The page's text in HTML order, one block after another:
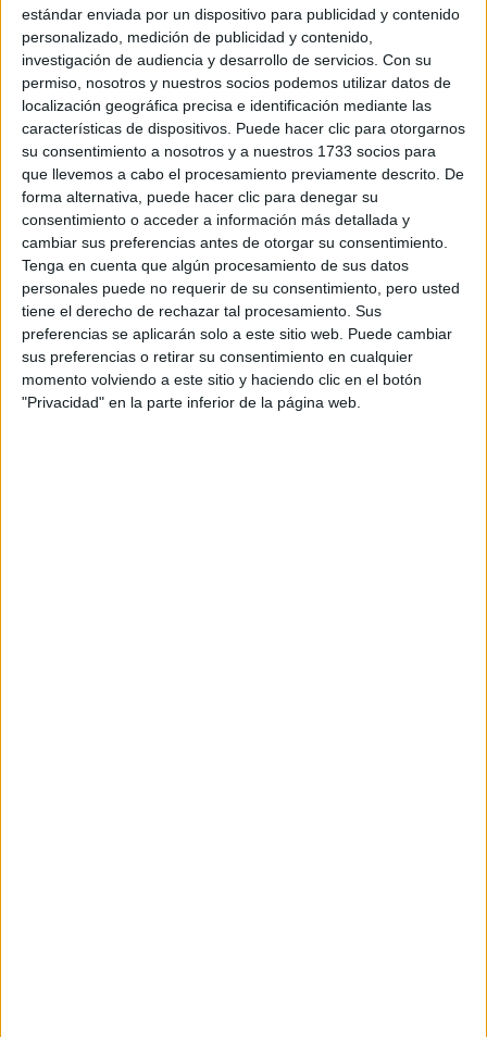
estándar enviada por un dispositivo para publicidad y contenido
personalizado, medición de publicidad y contenido,
investigación de audiencia y desarrollo de servicios. Con su
permiso, nosotros y nuestros socios podemos utilizar datos de
localización geográfica precisa e identificación mediante las
características de dispositivos. Puede hacer clic para otorgarnos
su consentimiento a nosotros y a nuestros 1733 socios para
que llevemos a cabo el procesamiento previamente descrito. De
forma alternativa, puede hacer clic para denegar su
consentimiento o acceder a información más detallada y
cambiar sus preferencias antes de otorgar su consentimiento.
Tenga en cuenta que algún procesamiento de sus datos
personales puede no requerir de su consentimiento, pero usted
tiene el derecho de rechazar tal procesamiento. Sus
preferencias se aplicarán solo a este sitio web. Puede cambiar
sus preferencias o retirar su consentimiento en cualquier
momento volviendo a este sitio y haciendo clic en el botón
"Privacidad" en la parte inferior de la página web.
Presencial
Informática y Comunicaciones
IES Herrera
Herrera Título Profesional Básico Público
MODALIDAD Presencial
Informática y Comunicaciones
IES Alarifes Ruiz Florindo
Fuentes de Andalucía Título Profesional Básico Público
MODALIDAD Presencial